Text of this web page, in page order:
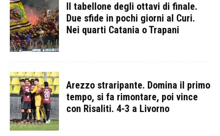
Il tabellone degli ottavi di finale.
Due sfide in pochi giorni al Curi.
Nei quarti Catania o Trapani
Arezzo straripante. Domina il primo
tempo, si fa rimontare, poi vince
con Risaliti. 4-3 a Livorno